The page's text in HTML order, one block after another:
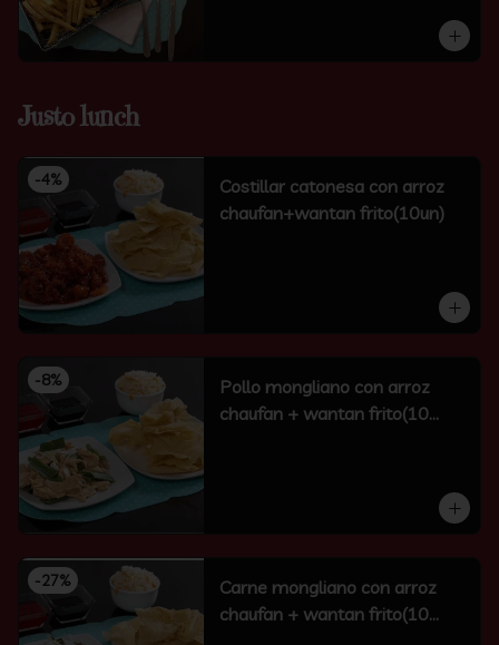
Justo lunch
-4%
Costillar catonesa con arroz
chaufan+wantan frito(10un)
-8%
Pollo mongliano con arroz
chaufan + wantan frito(10
-27%
Carne mongliano con arroz
chaufan + wantan frito(10